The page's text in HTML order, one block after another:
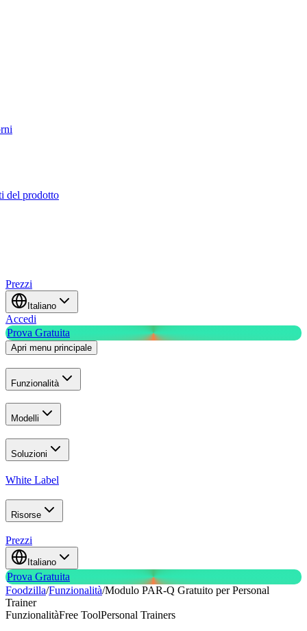
del prodotto
Prezzi
Italiano
Accedi
Prova Gratuita
Apri menu principale
Funzionalità
Modelli
Soluzioni
White Label
Risorse
Prezzi
Italiano
Prova Gratuita
Foodzilla/Funzionalità/Modulo PAR-Q Gratuito per Personal
Trainer
FunzionalitàFree ToolPersonal Trainers